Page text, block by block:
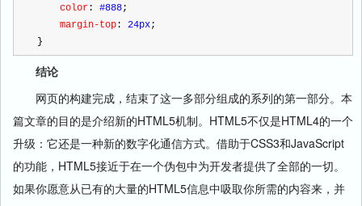
    color
: #888;
    margin-top
: 24px;
}
结论
网页的构建完成，结束了这一多部分组成的系列的第一部分。本
篇文章的目的是介绍新的HTML5机制。HTML5不仅是HTML4的一个
升级：它还是一种新的数字化通信方式。借助于CSS3和JavaScript
的功能，HTML5接近于在一个伪包中为开发者提供了全部的一切。
如果你愿意从已有的大量的HTML5信息中吸取你所需的内容来，并